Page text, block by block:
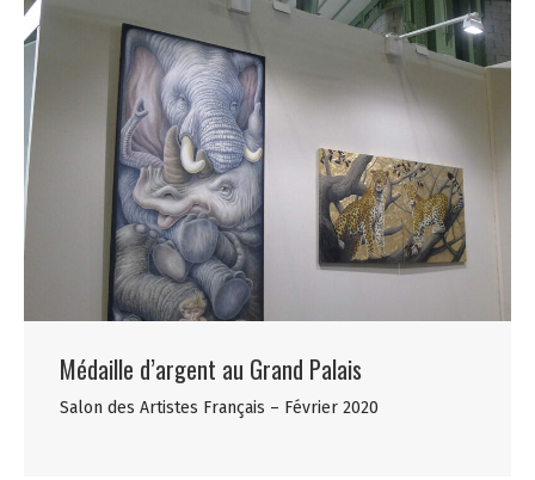
Médaille d’argent au Grand Palais
Salon des Artistes Français – Février 2020